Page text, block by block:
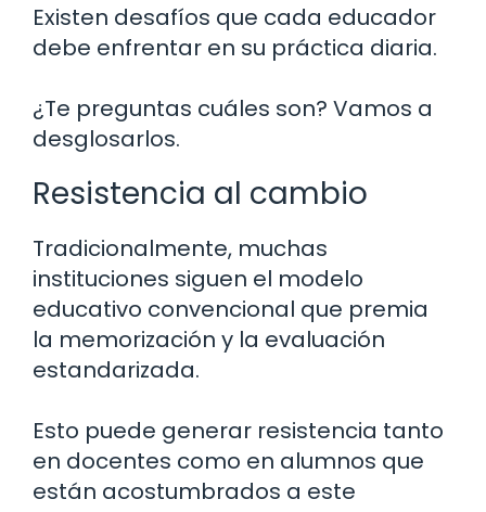
Existen desafíos que cada educador
debe enfrentar en su práctica diaria.
¿Te preguntas cuáles son? Vamos a
desglosarlos.
Resistencia al cambio
Tradicionalmente, muchas
instituciones siguen el modelo
educativo convencional que premia
la memorización y la evaluación
estandarizada.
Esto puede generar resistencia tanto
en docentes como en alumnos que
están acostumbrados a este